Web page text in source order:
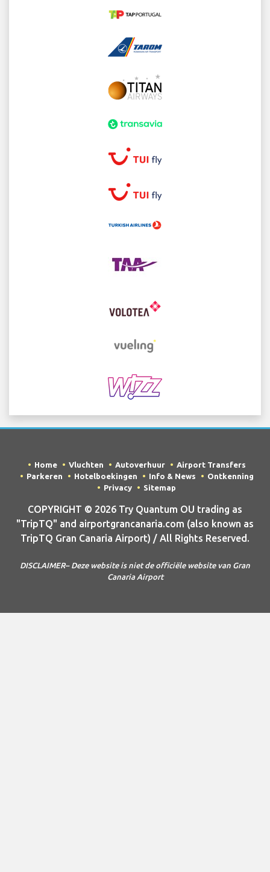
Home Vluchten Autoverhuur
Airport Transfers
Parkeren
Hotelboekingen Info & News
Ontkenning
Privacy
Sitemap
COPYRIGHT © 2026 Try Quantum OU trading as
"TripTQ" and airportgrancanaria.com (also known as
TripTQ Gran Canaria Airport) / All Rights Reserved.
DISCLAIMER– Deze website is niet de officiële website van Gran
Canaria Airport